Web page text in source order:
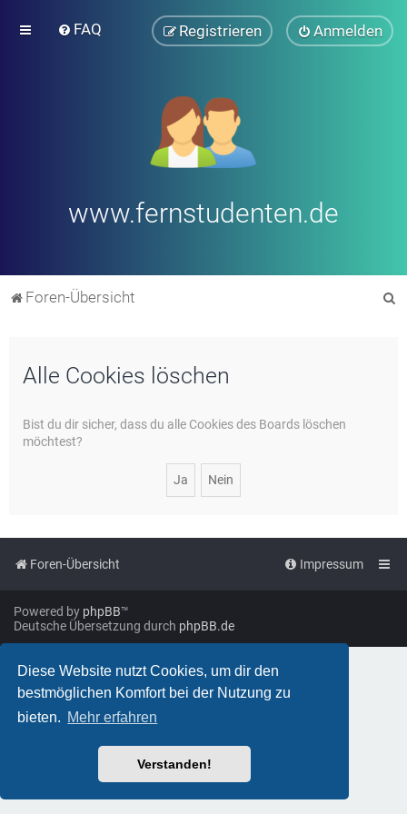
Diese Website nutzt Cookies, um dir den
bestmöglichen Komfort bei der Nutzung zu
bieten. Mehr erfahren
Verstanden!
FAQ Anmelden
Registrieren
www.fernstudenten.de
Foren-Übersicht
Alle Cookies löschen
Bist du dir sicher, dass du alle Cookies des Boards löschen
möchtest?
Foren-Übersicht Impressum
Powered by phpBB™
Deutsche Übersetzung durch phpBB.de